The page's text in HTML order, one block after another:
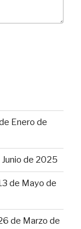
Enero de
de 2025
de Mayo de
de Marzo de